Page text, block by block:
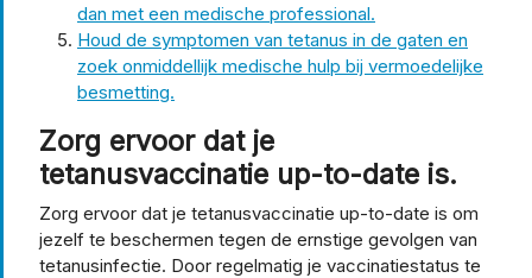
dan met een medische professional.
Houd de symptomen van tetanus in de gaten en
zoek onmiddellijk medische hulp bij vermoedelijke
besmetting.
Zorg ervoor dat je
tetanusvaccinatie up-to-date is.
Zorg ervoor dat je tetanusvaccinatie up-to-date is om
jezelf te beschermen tegen de ernstige gevolgen van
tetanusinfectie. Door regelmatig je vaccinatiestatus te